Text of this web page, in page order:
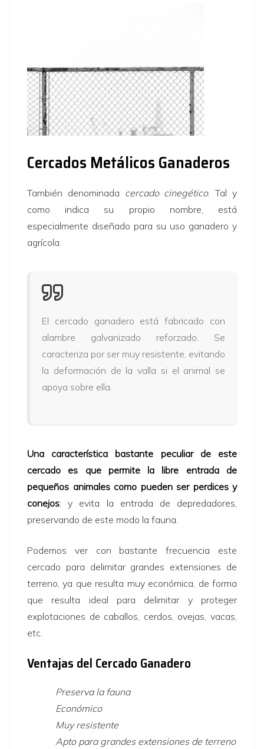
Cercados Metálicos Ganaderos
También denominada cercado cinegético. Tal y
como indica su propio nombre, está
especialmente diseñado para su uso ganadero y
agrícola.
El cercado ganadero está fabricado con
alambre galvanizado reforzado. Se
caracteriza por ser muy resistente, evitando
la deformación de la valla si el animal se
apoya sobre ella.
Una característica bastante peculiar de este
cercado es que permite la libre entrada de
pequeños animales como pueden ser perdices y
conejos; y evita la entrada de depredadores,
preservando de este modo la fauna.
Podemos ver con bastante frecuencia este
cercado para delimitar grandes extensiones de
terreno, ya que resulta muy económica, de forma
que resulta ideal para delimitar y proteger
explotaciones de caballos, cerdos, ovejas, vacas,
etc.
Ventajas del Cercado Ganadero
Preserva la fauna
Económico
Muy resistente
Apto para grandes extensiones de terreno